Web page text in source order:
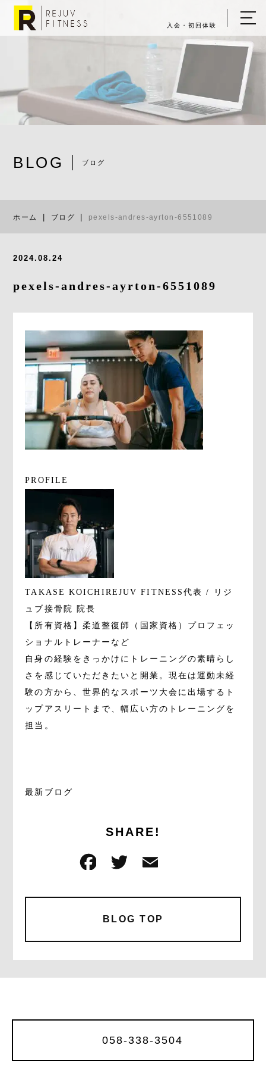
入会・初回体験
BLOG ブログ
ホーム ブログ pexels-andres-ayrton-6551089
2024.08.24
pexels-andres-ayrton-6551089
PROFILE
TAKASE KOICHI REJUV FITNESS代表 / リジ
ュブ接骨院 院長
【所有資格】柔道整復師（国家資格）プロフェッ
ショナルトレーナーなど
自身の経験をきっかけにトレーニングの素晴らし
さを感じていただきたいと開業。現在は運動未経
験の方から、世界的なスポーツ大会に出場するト
ップアスリートまで、幅広い方のトレーニングを
担当。
最新ブログ
SHARE!
F
c
e
b
o
o
T
it
te
r
ai
BLOG TOP
058-338-3504
ホーム
キャンペーン情報
▼ REJUV FITNESSについて
店舗一覧
よくあるご質問
058-338-3504
入会・初回体験はこちら